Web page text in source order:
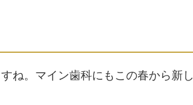
ね。マイン歯科にもこの春から新し